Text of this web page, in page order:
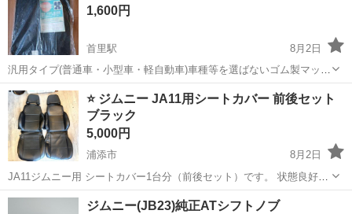
1,600円
首里駅
8月2日
汎用タイプ(普通車・小型車・軽自動車)車種等を選ばないゴム製マット
5点セット耐久性あり。 - セット内容: 5点セット - 色: 黒 - 素材: ゴム製
- 適合車種: 汎用タイプ ご覧いただきありがとうございます。 プ...
沖縄 南城市 首里駅 内装、インテリア ゴム
⭐️ ジムニー JA11用シートカバー 前後セット
ブラック
5,000円
浦添市
8月2日
JA11ジムニー用 シートカバー1台分（前後セット）です。 状態良好で
す👍 写真にて状態をご確認ください。 早い者勝ちとなります
沖縄 浦添市 内装、インテリア
ジムニー(JB23)純正ATシフトノブ